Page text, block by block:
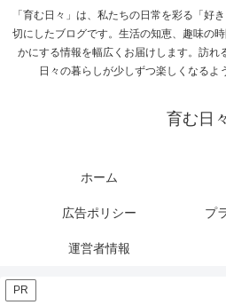
「育む日々」は、私たちの日常を彩る「好
切にしたブログです。生活の知恵、趣味の
かにする情報を幅広くお届けします。訪れ
日々の暮らしが少しずつ楽しくなるよ
育む日々
ホーム
広告ポリシー プ
運営者情報
PR